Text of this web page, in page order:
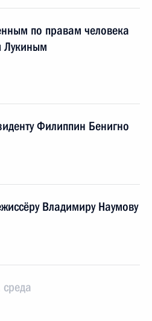
по правам человека
Лукиным
Филиппин Бенигно
Владимиру Наумову